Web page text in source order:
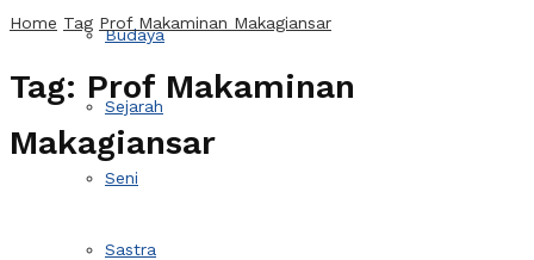
Budaya
Sejarah
Seni
Sastra
Home Tag Prof Makaminan Makagiansar
Tag: Prof Makaminan
Makagiansar